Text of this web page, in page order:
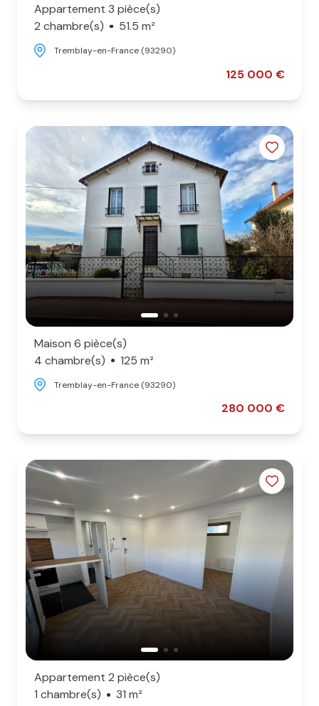
Appartement 3 pièce(s)
2 chambre(s)
51.5 m²
Tremblay-en-France (93290)
125 000 €
Maison 6 pièce(s)
4 chambre(s)
125 m²
Tremblay-en-France (93290)
280 000 €
Appartement 2 pièce(s)
1 chambre(s)
31 m²